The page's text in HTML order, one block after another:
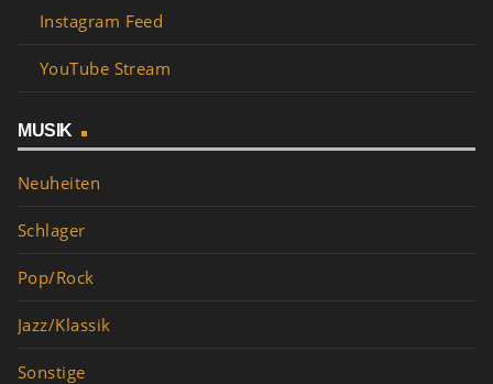
Instagram Feed
YouTube Stream
MUSIK
Neuheiten
Schlager
Pop/Rock
Jazz/Klassik
Sonstige